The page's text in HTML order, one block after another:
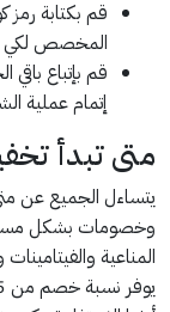
المخصص لكي
قم بإتباع
إتمام عملية
متى تبدأ
يتساءل الجميع عن
وخصومات بشكل
المناعية